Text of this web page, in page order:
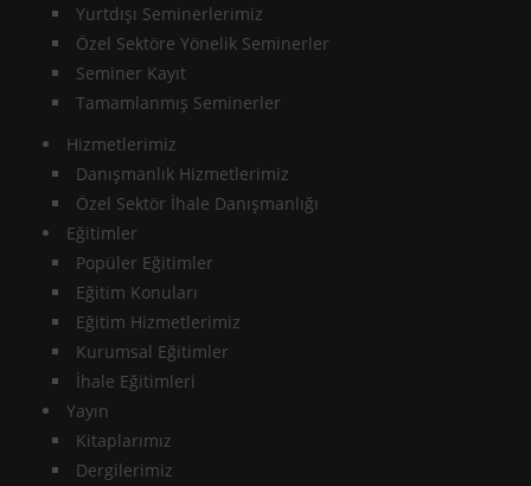
Yurtdışı Seminerlerimiz
Özel Sektöre Yönelik Seminerler
Seminer Kayıt
Tamamlanmış Seminerler
Hizmetlerimiz
Danışmanlık Hizmetlerimiz
Özel Sektör İhale Danışmanlığı
Eğitimler
Popüler Eğitimler
Eğitim Konuları
Eğitim Hizmetlerimiz
Kurumsal Eğitimler
İhale Eğitimleri
Yayın
Kitaplarımız
Dergilerimiz